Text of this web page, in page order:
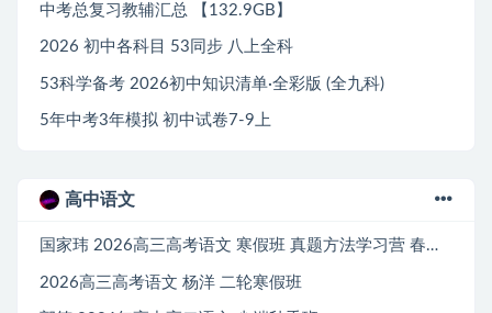
中考总复习教辅汇总 【132.9GB】
2026 初中各科目 53同步 八上全科
53科学备考 2026初中知识清单·全彩版 (全九科)
5年中考3年模拟 初中试卷7-9上
高中语文
国家玮 2026高三高考语文 寒假班 真题方法学习营 春节三日真题规律
2026高三高考语文 杨洋 二轮寒假班